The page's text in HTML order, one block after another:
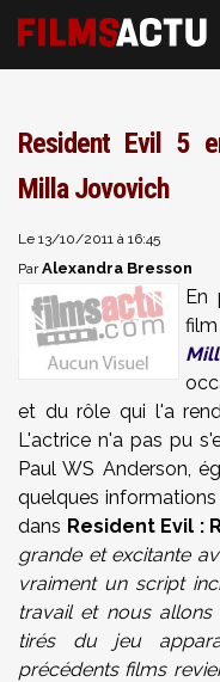
Resident Evil 5
Milla Jovovich
Le 13/10/2011 à 16:45
ParAlexandra Bresson
En
et du rôle qui l'a
L'actrice n'a pas pu
Paul WS Anderson,
quelques
dans Resident Evil :
grande et excitante
vraiment un script
travail et nous
tirés du jeu
précédents films